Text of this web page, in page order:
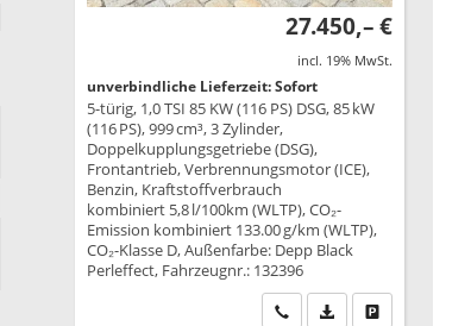
27.450,– €
incl. 19% MwSt.
unverbindliche Lieferzeit: Sofort
5-türig, 1,0 TSI 85 KW (116 PS) DSG, 85 kW
(116 PS), 999 cm³, 3 Zylinder,
Doppelkupplungsgetriebe (DSG),
Frontantrieb, Verbrennungsmotor (ICE),
Benzin, Kraftstoffverbrauch
kombiniert 5,8 l/100km (WLTP), CO₂-
Emission kombiniert 133.00 g/km (WLTP),
CO₂-Klasse D, Außenfarbe: Depp Black
Perleffect, Fahrzeugnr.: 132396
Wir rufen Sie an
PDF-Datei,Drucken,